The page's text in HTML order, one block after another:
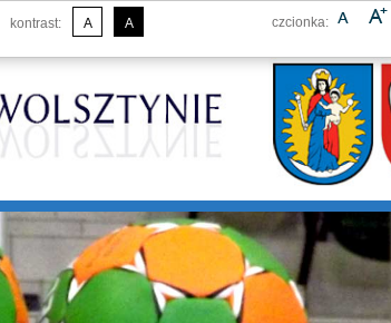
czcionka:
kontrast: A A